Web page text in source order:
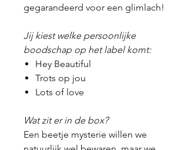
gegarandeerd voor een glimlach!
Jij kiest welke persoonlijke
boodschap op het label komt:
Hey Beautiful
Trots op jou
Lots of love
Wat zit er in de box?
Een beetje mysterie willen we